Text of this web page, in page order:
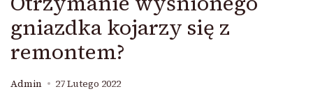
gniazdka kojarzy się z
remontem?
Admin 27 Lutego 2022